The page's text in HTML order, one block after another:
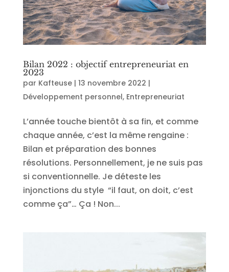
Bilan 2022 : objectif entrepreneuriat en
2023
par Kafteuse| 13 novembre 2022 |
Développement personnel, Entrepreneuriat
L’année touche bientôt à sa fin, et comme
chaque année, c’est la même rengaine :
Bilan et préparation des bonnes
résolutions. Personnellement, je ne suis pas
si conventionnelle. Je déteste les
injonctions du style “il faut, on doit, c’est
comme ça”… Ça ! Non...